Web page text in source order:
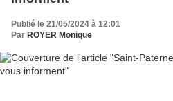
Publié le 21/05/2024 à 12:01
Par ROYER Monique